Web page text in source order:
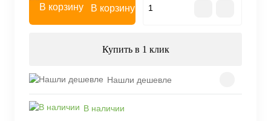
В корзину
Купить в 1 клик
Нашли дешевле
В наличии